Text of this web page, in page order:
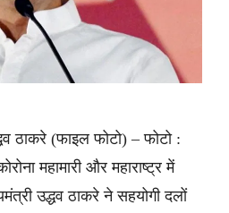
ठाकरे (फाइल फोटो) – फोटो :
महामारी और महाराष्ट्र में
उद्धव ठाकरे ने सहयोगी दलों